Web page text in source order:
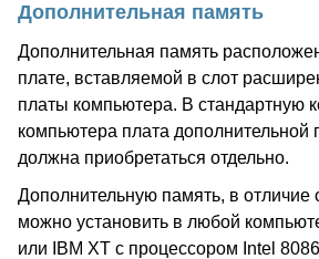
Дополнительная память
Дополнительная память
плате, вставляемой в слот
платы компьютера. В стандартную
компьютера плата дополнительной
должна приобретаться отдельно.
Дополнительную память, в отличие
можно установить в любой
или IBM XT с процессором Intel